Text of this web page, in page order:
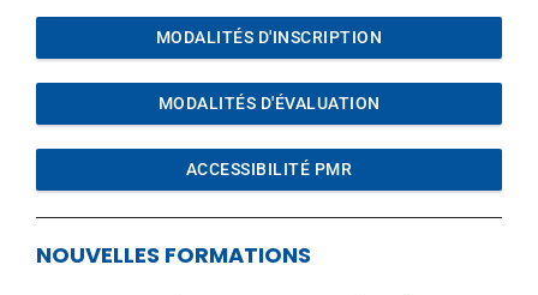
MODALITÉS D'INSCRIPTION
MODALITÉS D'ÉVALUATION
ACCESSIBILITÉ PMR
NOUVELLES FORMATIONS